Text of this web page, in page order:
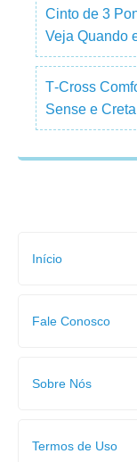
Cinto de 3
Veja Quando
T‑Cross
Sense e
Início
Fale Conosco
Sobre Nós
Termos de Uso